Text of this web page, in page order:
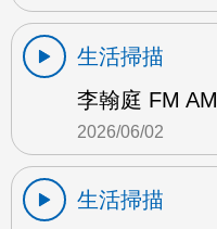
生活掃描
李翰庭 FM AM
2026/06/02
生活掃描